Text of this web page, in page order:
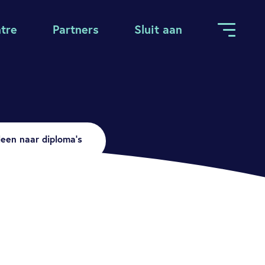
Partners Sluit aan
naar diploma’s